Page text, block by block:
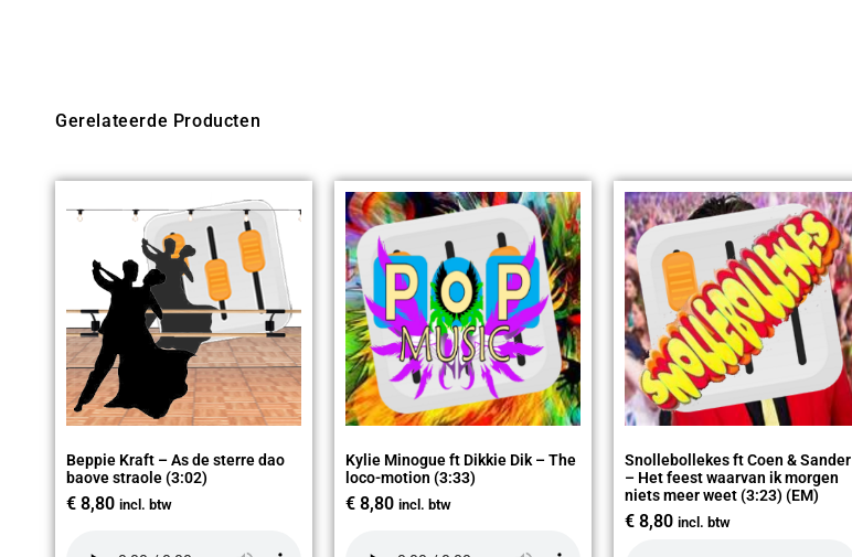
Gerelateerde Producten
Beppie Kraft – As de sterre dao
baove straole (3:02)
€ 8,80 incl. btw
Kylie Minogue ft Dikkie Dik – The
loco-motion (3:33)
€8,80 incl. btw
Snollebollekes ft Coen & Sander
– Het feest waarvan ik morgen
niets meer weet (3:23) (EM)
€8,80 incl. btw